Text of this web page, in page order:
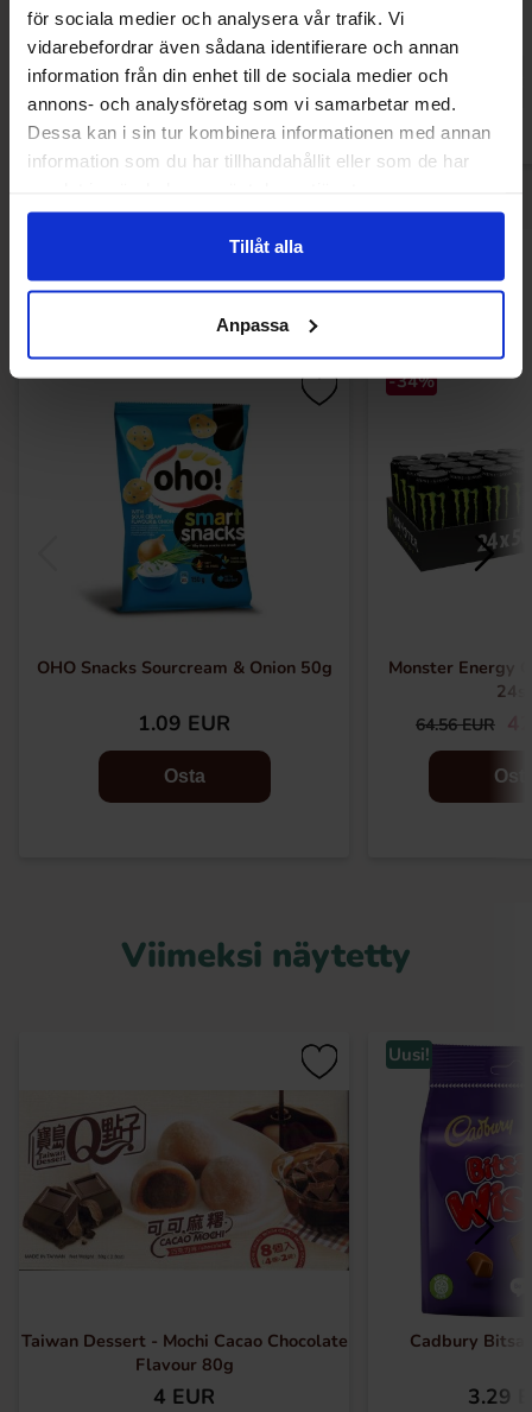
för sociala medier och analysera vår trafik. Vi
vidarebefordrar även sådana identifierare och annan
information från din enhet till de sociala medier och
annons- och analysföretag som vi samarbetar med.
Dessa kan i sin tur kombinera informationen med annan
information som du har tillhandahållit eller som de har
Tillåt alla
Anpassa
12.90 EUR
Osta
Muutkin ostivat
OHO Snacks Sourcream & Onion 50g
1.09 EUR
Osta
-34%
Monster Energy
24st
64.56 EUR
Viimeksi näytetty
Taiwan Dessert - Mochi Cacao Chocolate
Flavour 80g
4 EUR
Uusi!
Cadbury
3.29